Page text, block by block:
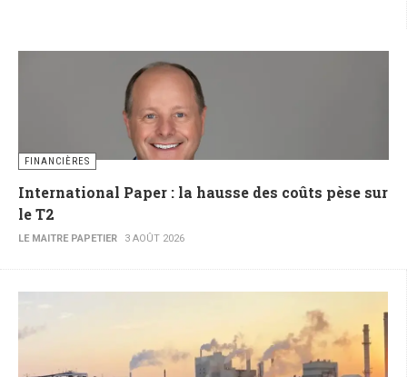
FINANCIÈRES
International Paper : la hausse des coûts pèse sur
le T2
LE MAITRE PAPETIER 3 AOÛT 2026